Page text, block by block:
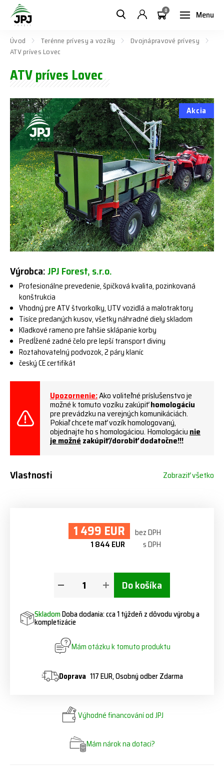
Menu
0
Úvod Terénne prívesy a vozíky
Dvojnápravové prívesy
ATV príves Lovec
ATV príves Lovec
Akcia
Výrobca:JPJ Forest, s.r.o.
Profesionálne prevedenie, špičková kvalita, pozinkovaná
konštrukcia
Vhodný pre ATV štvorkolky, UTV vozidlá a malotraktory
Tisíce predaných kusov, všetky náhradné diely skladom
Kladkové rameno pre ľahšie sklápanie korby
Predĺžené zadné čelo pre lepší transport diviny
Roztahovatelný podvozok, 2 páry klaníc
český CE certifikát
Upozornenie:Ako voliteľné príslušenstvo je
možné k tomuto vozíku zakúpiťhomologáciu
pre prevádzku na verejných komunikáciách.
Pokiaľ chcete mať vozík homologovaný,
objednajte ho s homologáciou. Homologáciunie
je možnézakúpiť/dorobiť dodatočne!!!
Vlastnosti Zobraziť všetko
1 499 EUR bez DPH
1 844 EUR s DPH
Do košíka
SkladomDoba dodania: cca 1 týždeň z dôvodu výroby a
kompletizácie
Mám otázku k tomuto produktu
Doprava 117 EUR, Osobný odber Zdarma
Výhodné financování od JPJ
Mám nárok na dotaci?